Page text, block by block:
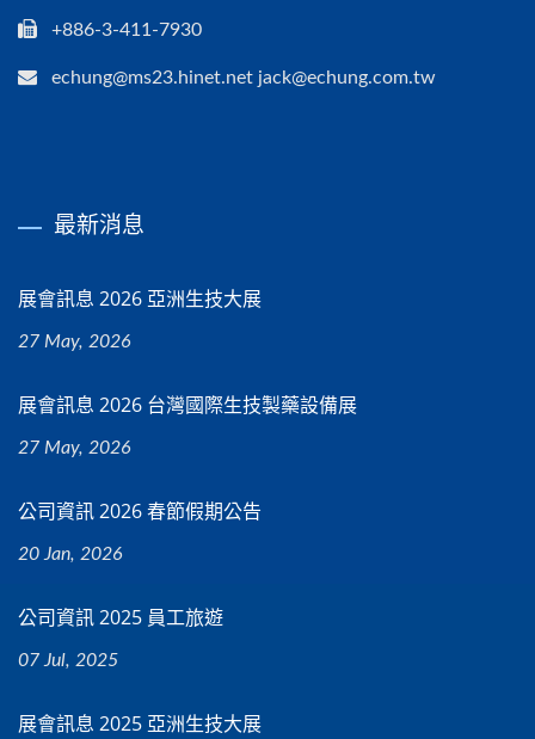
+886-3-411-7930
echung@ms23.hinet.net jack@echung.com.tw
最新消息
展會訊息 2026 亞洲生技大展
27 May, 2026
展會訊息 2026 台灣國際生技製藥設備展
27 May, 2026
公司資訊 2026 春節假期公告
20 Jan, 2026
公司資訊 2025 員工旅遊
07 Jul, 2025
展會訊息 2025 亞洲生技大展